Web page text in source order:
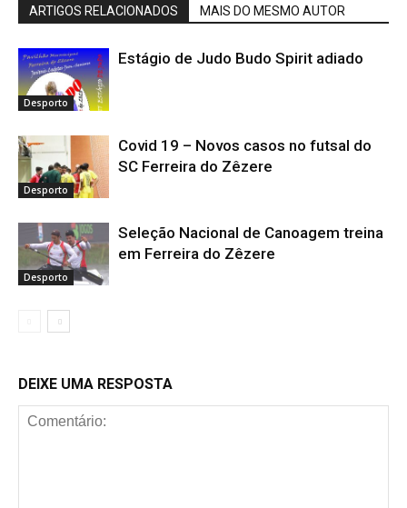
ARTIGOS RELACIONADOS MAIS DO MESMO AUTOR
Desporto
Estágio de Judo Budo Spirit adiado
Desporto
Covid 19 – Novos casos no futsal do
SC Ferreira do Zêzere
Desporto
Seleção Nacional de Canoagem treina
em Ferreira do Zêzere
DEIXE UMA RESPOSTA